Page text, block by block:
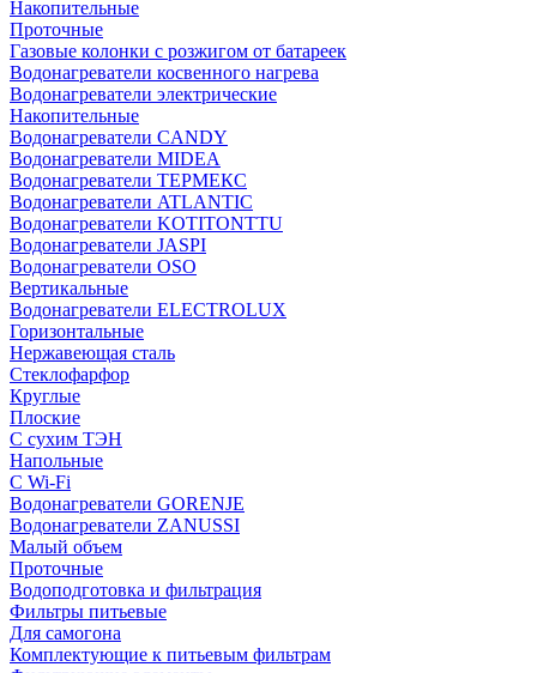
Накопительные
Проточные
Газовые колонки с розжигом от батареек
Водонагреватели косвенного нагрева
Водонагреватели электрические
Накопительные
Водонагреватели CANDY
Водонагреватели MIDEA
Водонагреватели ТЕРМЕКС
Водонагреватели ATLANTIC
Водонагреватели KOTITONTTU
Водонагреватели JASPI
Водонагреватели OSO
Вертикальные
Водонагреватели ELECTROLUX
Горизонтальные
Нержавеющая сталь
Стеклофарфор
Круглые
Плоские
С сухим ТЭН
Напольные
С Wi-Fi
Водонагреватели GORENJE
Водонагреватели ZANUSSI
Малый объем
Проточные
Водоподготовка и фильтрация
Фильтры питьевые
Для самогона
Комплектующие к питьевым фильтрам